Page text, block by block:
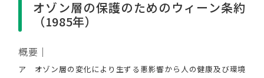
オゾン層の保護のためのウィーン条約
（1985年）
概要｜
ア オゾン層の変化により生ずる悪影響から人の健康及び環境